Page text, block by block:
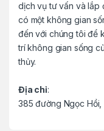
dịch vụ tư vấn và lắp
có một không gian
đến với chúng tôi để
trí không gian sống
thủy.
Địa chỉ:
385 đường Ngọc Hồi,